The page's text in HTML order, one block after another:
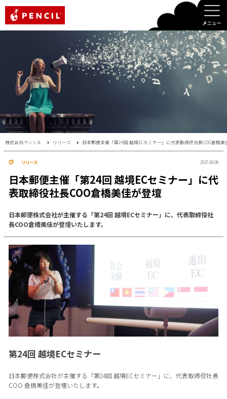
株式会社ペンシル リリース 日本郵便主催「第24回 越境ECセミナー」に代表取締役社長COO倉橋美
リリース 2017.09.08
日本郵便主催「第24回 越境ECセミナー」に代
表取締役社長COO倉橋美佳が登壇
日本郵便株式会社が主催する「第24回 越境ECセミナー」に、代表取締役社
長COO倉橋美佳が登壇いたします。
第24回 越境ECセミナー
日本郵便株式会社が主催する「第24回 越境ECセミナー」に、代表取締役社長
COO 倉橋美佳が登壇いたします。